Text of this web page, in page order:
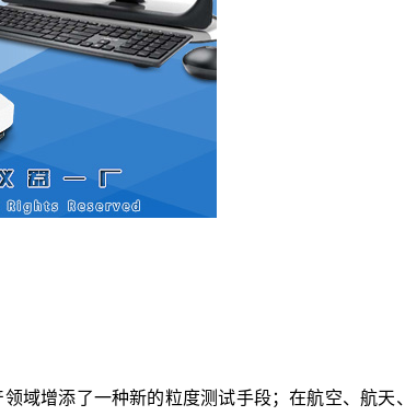
域增添了一种新的粒度测试手段；在航空、航